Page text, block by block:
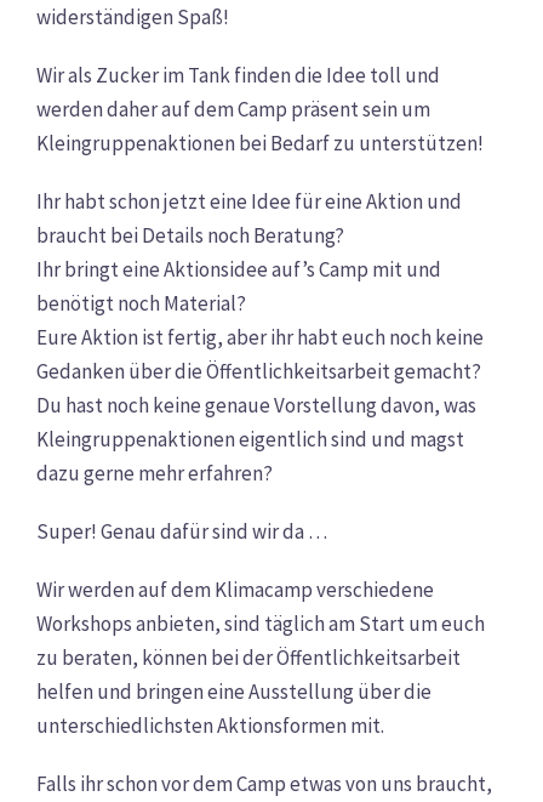
widerständigen Spaß!
Wir als Zucker im Tank finden die Idee toll und
werden daher auf dem Camp präsent sein um
Kleingruppenaktionen bei Bedarf zu unterstützen!
Ihr habt schon jetzt eine Idee für eine Aktion und
braucht bei Details noch Beratung?
Ihr bringt eine Aktionsidee auf’s Camp mit und
benötigt noch Material?
Eure Aktion ist fertig, aber ihr habt euch noch keine
Gedanken über die Öffentlichkeitsarbeit gemacht?
Du hast noch keine genaue Vorstellung davon, was
Kleingruppenaktionen eigentlich sind und magst
dazu gerne mehr erfahren?
Super! Genau dafür sind wir da …
Wir werden auf dem Klimacamp verschiedene
Workshops anbieten, sind täglich am Start um euch
zu beraten, können bei der Öffentlichkeitsarbeit
helfen und bringen eine Ausstellung über die
unterschiedlichsten Aktionsformen mit.
Falls ihr schon vor dem Camp etwas von uns braucht,